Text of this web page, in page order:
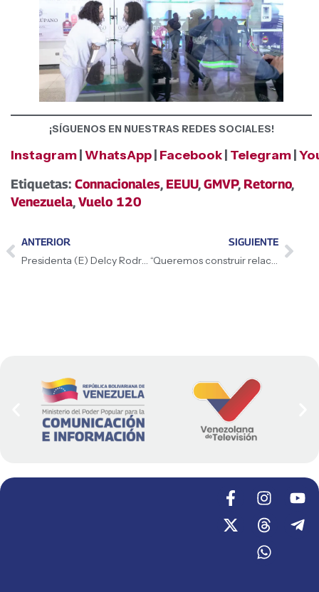
¡SÍGUENOS EN NUESTRAS REDES SOCIALES!
Instagram WhatsApp Facebook Telegram
Etiquetas: Connacionales, EEUU,GMVP, Retorno,
Venezuela,Vuelo 120
ANTERIOR
Presidenta (E) Delcy Rodríguez reconoció el rol protagónico de la mujer venezolana en la consolidación de la paz: Cerca del 80% de las voceras de las comunas son mujeres, las felicito
SIGUIENTE
“Queremos construir relaciones a largo plazo, pero deben estar basadas en el respeto mutuo y en la verdad de Venezuela”: Presidenta (E) Delcy Rodríguez